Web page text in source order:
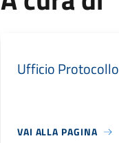
Ufficio Protocollo
VAI ALLA PAGINA